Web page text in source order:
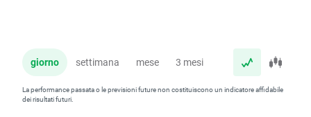
giorno settimana mese 3 mesi anno
La performance passata o le previsioni future non costituiscono un indicatore affidabile
dei risultati futuri.